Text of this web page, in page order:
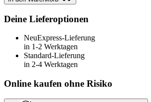
Deine Lieferoptionen
NeuExpress-Lieferung
in 1-2 Werktagen
Standard-Lieferung
in 2-4 Werktagen
Online kaufen ohne Risiko